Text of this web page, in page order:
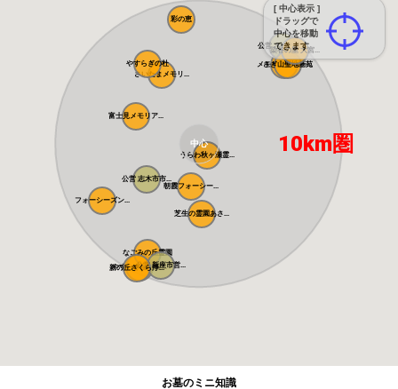
[ 中心表示 ]
ドラッグで
中心を移動
できます
さいたまメモリ...
やすらぎ聖地霊...
朝霞フォーシー...
なごみの丘霊園
メモリアルパー...
うらわ秋ヶ瀬霊...
フォーシーズン...
公営 さいたま...
公営 新座市営...
公営 志木市市...
さぎ山聖地墓苑
新の丘さくら浄...
彩の恵
芝生の霊園あさ...
富士見メモリア...
やすらぎの杜
染谷の里 大宮...
中心 10km圏
お墓のミニ知識